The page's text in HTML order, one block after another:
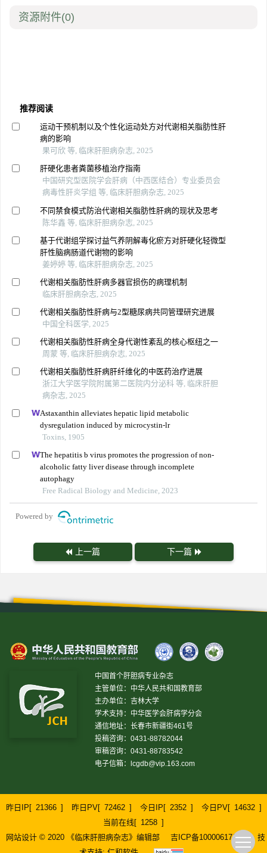
资源附件(0)
推荐阅读
运动干预机制以及个性化运动处方对代谢相关脂肪性肝
病的影响
果可欣 等, 临床肝胆病杂志, 2025
肝硬化患者粪菌移植治疗指南
中国研究型医院学会肝病（中西医结合）专业委员会
病毒性肝炎学组 等, 临床肝胆病杂志, 2025
不同禁食模式防治代谢相关脂肪性肝病的现状及思考
陈华鑫 等, 临床肝胆病杂志, 2025
基于代谢组学探讨益气养阴解毒化瘀方对肝硬化轻微型
肝性脑病肠道代谢物的影响
姜婷婷 等, 临床肝胆病杂志, 2025
代谢相关脂肪性肝病多器官损伤的病理机制
临床肝胆病杂志, 2025
代谢相关脂肪性肝病与2型糖尿病共同管理研究进展
中国全科医学, 2025
代谢相关脂肪性肝病全身代谢性紊乱的核心枢纽之一
周蒙 等, 临床肝胆病杂志, 2025
代谢相关脂肪性肝病肝纤维化的中医药治疗进展
浙江大学医学院附属第二医院内分泌科 等, 临床肝胆
病杂志, 2025
Astaxanthin alleviates hepatic lipid metabolic
dysregulation induced by microcystin-lr
Toxins, 1905
The hepatitis b virus promotes the progression of non-
alcoholic fatty liver disease through incomplete
autophagy
Free Radical Biology and Medicine, 2023
Powered by
上一篇 下一篇
中国首个肝胆病专业杂志
主管单位：中华人民共和国教育部
主办单位：吉林大学
学术支持：中华医学会肝病学分会
通信地址：长春市新疆街461号
投稿咨询：0431-88782044
审稿咨询：0431-88783542
电子信箱：
lcgdb@vip.163.com
昨日IP[ 21366 ] 昨日PV[ 72462 ] 今日IP[ 2352 ] 今日PV[ 14632 ]
当前在线[ 1258 ]
网站设计 © 2020 《临床肝胆病杂志》编辑部
吉ICP备10000617号-1
技